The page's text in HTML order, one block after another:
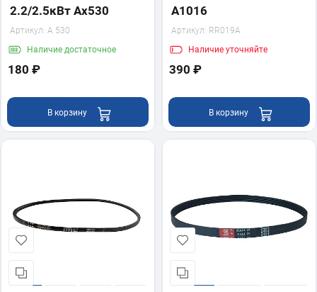
2.2/2.5кВт Ах530
Артикул: А 530
Наличие достаточное
180 ₽
В корзину
А1016
Артикул: RR019A
Наличие уточняйте
390 ₽
В корзину